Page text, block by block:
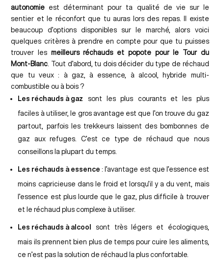
autonomie est déterminant pour ta qualité de vie sur le
sentier et le réconfort que tu auras lors des repas. Il existe
beaucoup d’options disponibles sur le marché, alors voici
quelques critères à prendre en compte pour que tu puisses
trouver les meilleurs réchauds et popote pour le Tour du
Mont-Blanc . Tout d’abord, tu dois décider du type de réchaud
que tu veux : à gaz, à essence, à alcool, hybride multi-
combustible ou à bois ?
Les réchauds à gaz
sont les plus courants et les plus
faciles à utiliser, le gros avantage est que l’on trouve du gaz
partout, parfois les trekkeurs laissent des bombonnes de
gaz aux refuges. C’est ce type de réchaud que nous
conseillons la plupart du temps.
Les réchauds à essence : l’avantage est que l’essence est
moins capricieuse dans le froid et lorsqu’il y a du vent, mais
l’essence est plus lourde que le gaz, plus difficile à trouver
et le réchaud plus complexe à utiliser.
Les réchauds à alcool sont très légers et écologiques,
mais ils prennent bien plus de temps pour cuire les aliments,
ce n’est pas la solution de réchaud la plus confortable.